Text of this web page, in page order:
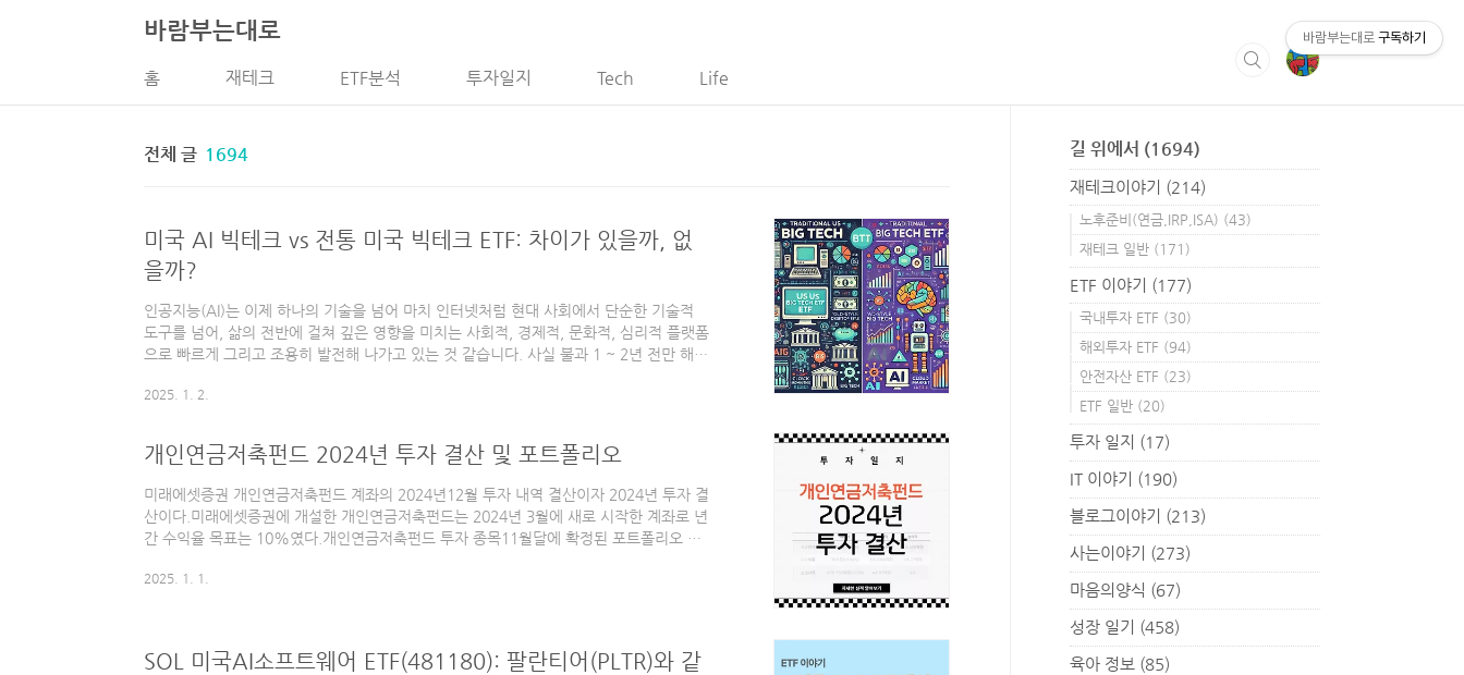
바람부는대로
홈 재테크 ETF분석 투자일지 Tech Life
전체 글 1694
미국 AI 빅테크 vs 전통 미국 빅테크 ETF: 차이가 있을까, 없
을까?
인공지능(AI)는 이제 하나의 기술을 넘어 마치 인터넷처럼 현대 사회에서 단순한 기술적
도구를 넘어, 삶의 전반에 걸쳐 깊은 영향을 미치는 사회적, 경제적, 문화적, 심리적 플랫폼
으로 빠르게 그리고 조용히 발전해 나가고 있는 것 같습니다. 사실 불과 1 ~ 2년 전만 해도
니다. 하지만 이제는 누구나 알고 있고 누구나 접할 수 있는 시대가 되었습니다.시대와 기
인 빅테크 중심에서 이제는 AI와 관련된 빅테크 기업에 투자하는 상품들로 점차 방향을 전
환하며 변화의 흐름을 반영하고 있습니다.이번 글에서는 블로그를 통해 소개했던 전통의
미국 ..
2025. 1. 2.
개인연금저축펀드 2024년 투자 결산 및 포트폴리오
미래에셋증권 개인연금저축펀드 계좌의 2024년12월 투자 내역 결산이자 2024년 투자 결
산이다.미래에셋증권에 개설한 개인연금저축펀드는 2024년 3월에 새로 시작한 계좌로 년
간 수익율 목표는 10%였다.개인연금저축펀드 투자 종목11월달에 확정된 포트폴리오 변
밸런싱하는데 활용하였다.11월에 확정한 포트폴리와 기준 12월 투자 종목 현황은 다음과
2025. 1. 1.
SOL 미국AI소프트웨어 ETF(481180): 팔란티어(PLTR)와 같
길 위에서 (1694)
재테크이야기 (214)
노후준비(연금,IRP,ISA) (43)
재테크 일반 (171)
ETF 이야기 (177)
국내투자 ETF (30)
해외투자 ETF (94)
안전자산 ETF (23)
ETF 일반 (20)
투자 일지 (17)
IT 이야기 (190)
블로그이야기 (213)
사는이야기 (273)
마음의양식 (67)
성장 일기 (458)
육아 정보 (85)
바람부는대로 구독하기